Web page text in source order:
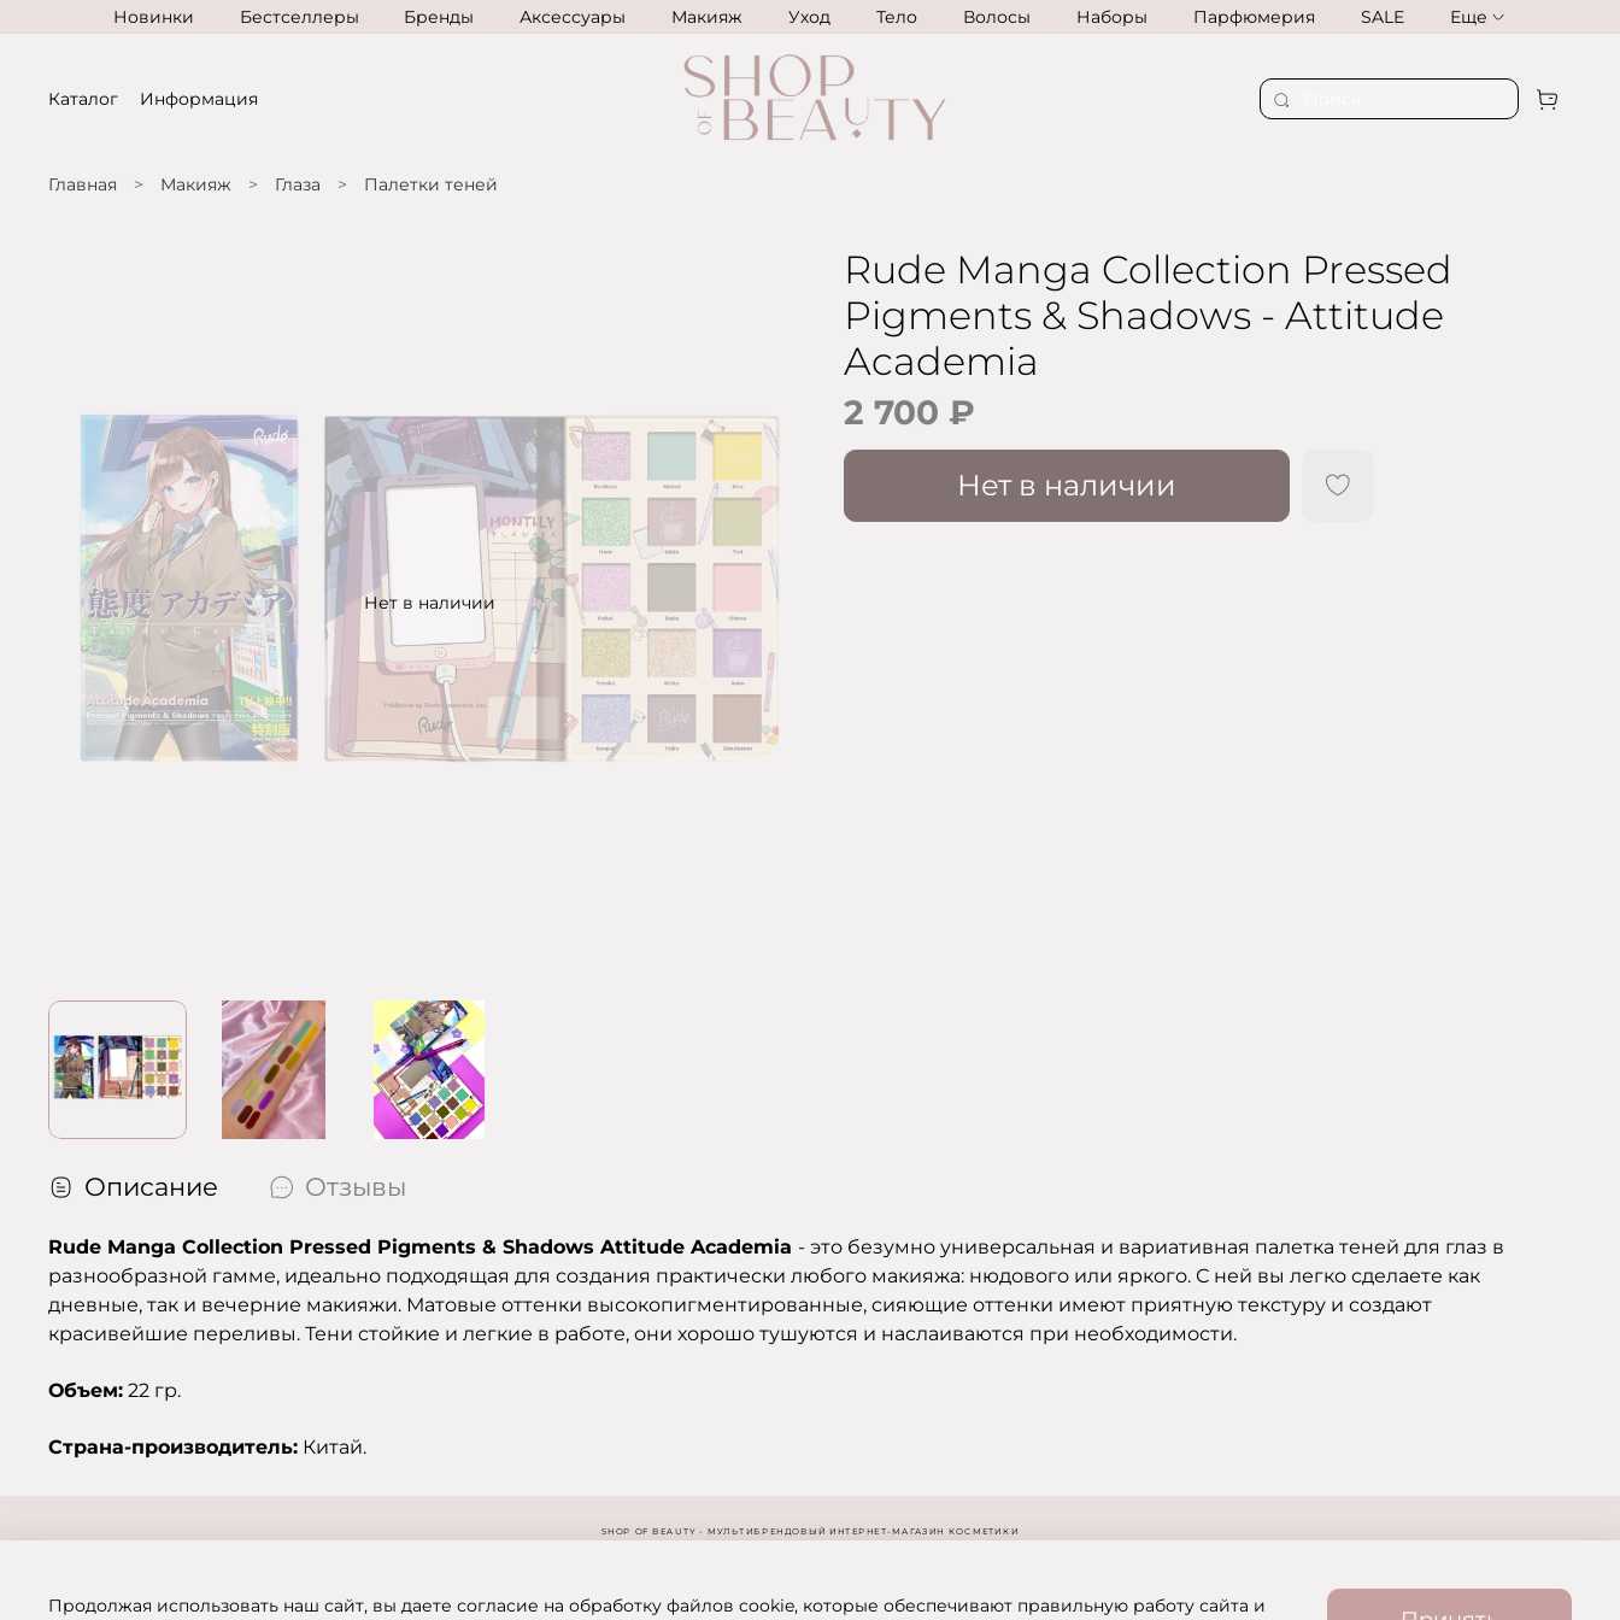
Новинки Бестселлеры Бренды Аксессуары Макияж Уход Тело Волосы Наборы Парфюмерия SALE Еще
Каталог Информация
Главная Макияж Глаза Палетки теней
Нет в наличии
Rude Manga Collection Pressed
Pigments & Shadows - Attitude
Academia
2 700 ₽
Нет в наличии
Описание Отзывы
Rude Manga Collection Pressed Pigments & Shadows Attitude Academia - это безумно универсальная и вариативная палетка теней для глаз в
разнообразной гамме, идеально подходящая для создания практически любого макияжа: нюдового или яркого. С ней вы легко сделаете как
дневные, так и вечерние макияжи. Матовые оттенки высокопигментированные, сияющие оттенки имеют приятную текстуру и создают
красивейшие переливы. Тени стойкие и легкие в работе, они хорошо тушуются и наслаиваются при необходимости.
Объем: 22 гр.
Страна-производитель: Китай.
SHOP OF BEAUTY - МУЛЬТИБРЕНДОВЫЙ ИНТЕРНЕТ-МАГАЗИН КОСМЕТИКИ
Продолжая использовать наш сайт, вы даете согласие на обработку файлов cookie, которые обеспечивают правильную работу сайта и